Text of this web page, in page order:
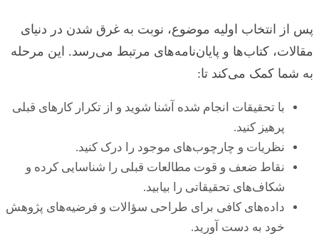
پس از انتخاب اولیه موضوع، نوبت به غرق شدن در دنیای
مقالات، کتاب‌ها و پایان‌نامه‌های مرتبط می‌رسد. این مرحله
به شما کمک می‌کند تا:
با تحقیقات انجام شده آشنا شوید و از تکرار کارهای قبلی
پرهیز کنید.
نظریات و چارچوب‌های موجود را درک کنید.
نقاط ضعف و قوت مطالعات قبلی را شناسایی کرده و
شکاف‌های تحقیقاتی را بیابید.
داده‌های کافی برای طراحی سؤالات و فرضیه‌های پژوهش
خود به دست آورید.